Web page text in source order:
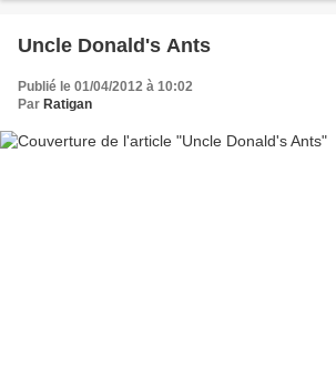
Uncle Donald's Ants
Publié le 01/04/2012 à 10:02
Par Ratigan